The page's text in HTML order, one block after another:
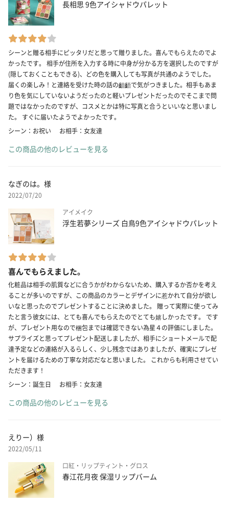
長相思 9色アイシャドウパレット
シーンと贈る相手にピッタリだと思って贈りました。喜んでもらえたのでよ
かったです。 相手が住所を入力する時に中身が分かる方を選択したのですが
(隠しておくこともできる)、どの色を購入しても写真が共通のようでした。
届くの楽しみ！と連絡を受けた時の話の齟齬で気がつきました。相手もあま
り色を気にしていないようだったのと軽いプレゼントだったのでそこまで問
題ではなかったのですが、コスメとかは特に写真と合うといいなと思いまし
た。 すぐに届いたようでよかったです。
シーン：お祝い
お相手：女友達
この商品の他のレビューを見る
なぎのは。様
2022/07/20
アイメイク
浮生若夢シリーズ 白鳥9色アイシャドウパレット
喜んでもらえました。
化粧品は相手の肌質などに合うかがわからないため、購入するか否かを考え
ることが多いのですが、この商品のカラーとデザインに惹かれて自分が欲し
いなと思ったのでプレゼントすることに決めました。 贈って実際に使ってみ
たと言う彼女には、とても喜んでもらえたのでとても嬉しかったです。 です
が、プレゼント用なので梱包までは確認できない為星４の評価にしました。
サプライズと思ってプレゼント配送しましたが、相手にショートメールで配
達予定などの連絡が入るらしく、少し残念ではありましたが、確実にプレゼ
ントを届けるための丁寧な対応だなと思いました。 これからも利用させてい
ただきます！
シーン：誕生日
お相手：女友達
この商品の他のレビューを見る
えりー）様
2022/05/11
口紅・リップティント・グロス
春江花月夜 保湿リップバーム